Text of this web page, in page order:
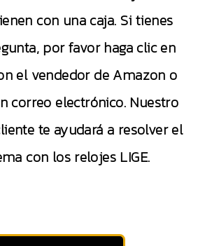
con una caja. Si tienes
por favor haga clic en
el vendedor de Amazon o
correo electrónico. Nuestro
te ayudará a resolver el
con los relojes LIGE.